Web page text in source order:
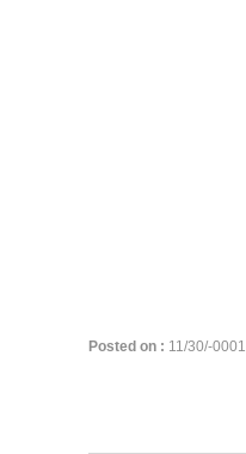
Posted on : 11/30/-0001